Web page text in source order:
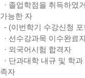
· 졸업학점을 취득하였
가능한 자
- (이번학기 수강신청 포
· 선수강과목 이수완료
· 외국어시험 합격자
· 단과대학 내규 및 학과
족자